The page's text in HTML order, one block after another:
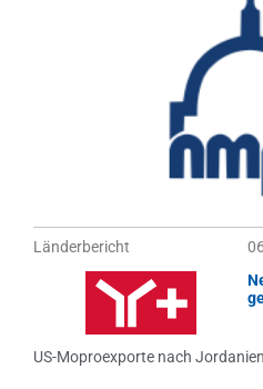
Länderbericht
US-Moproexporte nach